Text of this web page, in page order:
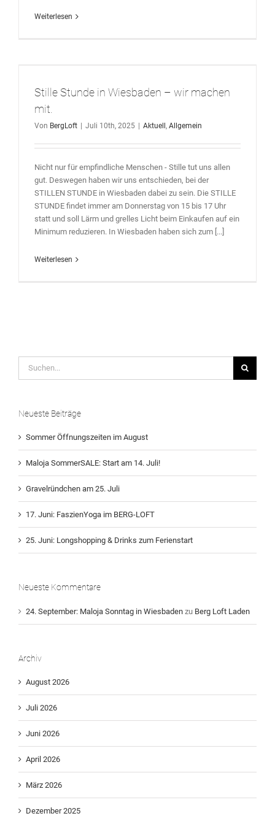
Weiterlesen
Stille Stunde in Wiesbaden – wir machen
mit.
Von BergLoft | Juli 10th, 2025 | Aktuell, Allgemein
Nicht nur für empfindliche Menschen - Stille tut uns allen
gut. Deswegen haben wir uns entschieden, bei der
STILLEN STUNDE in Wiesbaden dabei zu sein. Die STILLE
STUNDE findet immer am Donnerstag von 15 bis 17 Uhr
statt und soll Lärm und grelles Licht beim Einkaufen auf ein
Minimum reduzieren. In Wiesbaden haben sich zum [...]
Weiterlesen
Neueste Beiträge
Sommer Öffnungszeiten im August
Maloja SommerSALE: Start am 14. Juli!
Gravelründchen am 25. Juli
17. Juni: FaszienYoga im BERG-LOFT
25. Juni: Longshopping & Drinks zum Ferienstart
Neueste Kommentare
24. September: Maloja Sonntag in Wiesbaden zu Berg Loft Laden
Archiv
August 2026
Juli 2026
Juni 2026
April 2026
März 2026
Dezember 2025